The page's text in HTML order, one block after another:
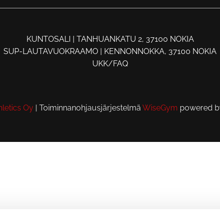
KUNTOSALI | TANHUANKATU 2, 37100 NOKIA
SUP-LAUTAVUOKRAAMO | KENNONNOKKA, 37100 NOKIA
UKK/FAQ
Oy | Toiminnanohjausjärjestelmä WiseGym powered